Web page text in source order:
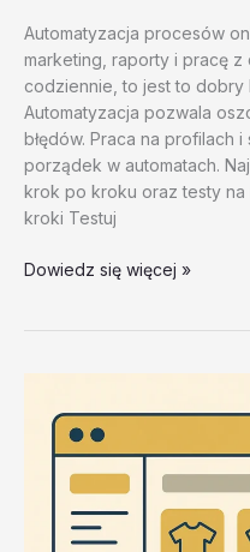
Automatyzacja procesów
marketing, raporty i pracę z
codziennie, to jest to dobry
Automatyzacja pozwala
błędów. Praca na profilach
porządek w automatach.
krok po kroku oraz testy na
kroki Testuj
Narzędzia
API
20260202
Dowiedz się więcej »